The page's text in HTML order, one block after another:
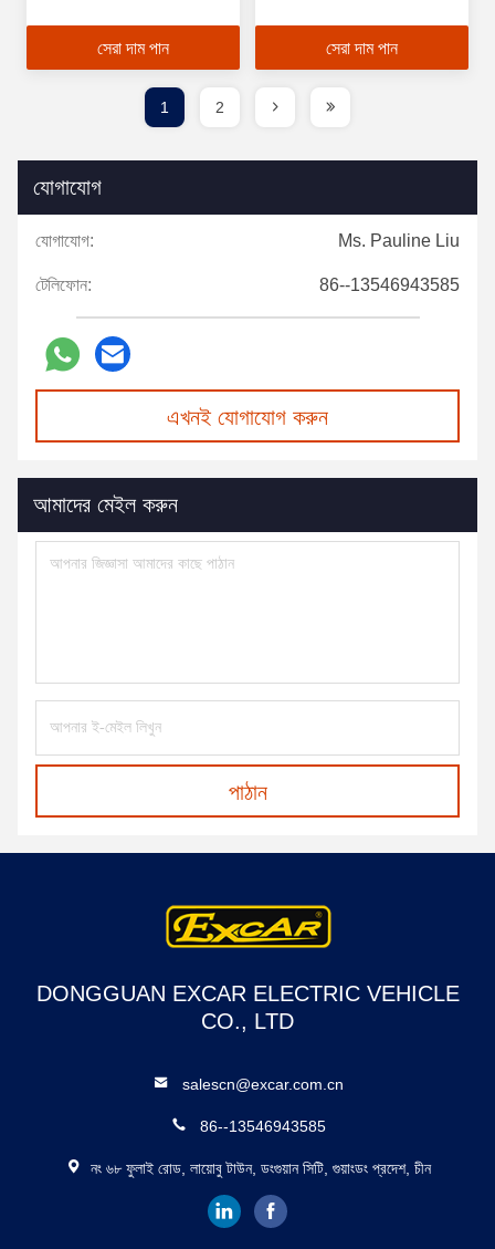
সেরা দাম পান সেরা দাম পান
1 2
যোগাযোগ
যোগাযোগ: Ms. Pauline Liu
টেলিফোন: 86--13546943585
এখনই যোগাযোগ করুন
আমাদের মেইল করুন
পাঠান
DONGGUAN EXCAR ELECTRIC VEHICLE
CO., LTD
salescn@excar.com.cn
86--13546943585
নং ৬৮ ফুলাই রোড, লায়োবু টাউন, ডংগুয়ান সিটি, গুয়াংডং প্রদেশ, চীন